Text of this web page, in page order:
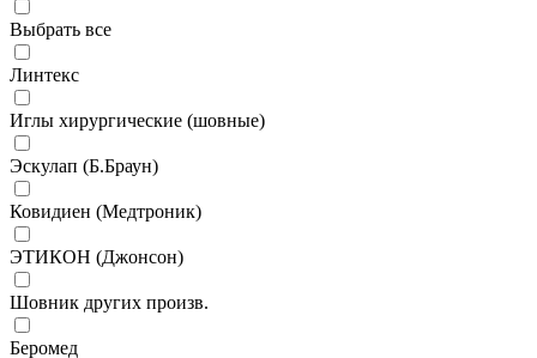
Выбрать все
Линтекс
Иглы хирургические (шовные)
Эскулап (Б.Браун)
Ковидиен (Медтроник)
ЭТИКОН (Джонсон)
Шовник других произв.
Беромед